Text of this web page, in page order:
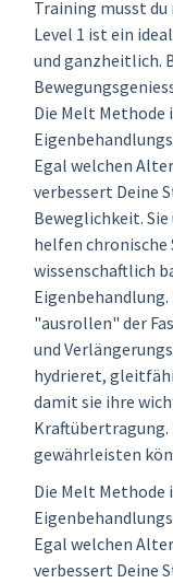
Training musst du
Level 1 ist ein
und ganzheitlich.
Die Melt Methode
Egal welchen
verbessert Deine
Beweglichkeit.
helfen chronische
wissenschaftlich
"ausrollen" der
und
hydrieret,
damit sie ihre
gewährleisten
Die Melt Methode
Egal welchen
verbessert Deine